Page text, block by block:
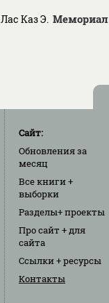
Лас Каз Э.
Сайт:
Обновленияза
месяц
Все книги+
выборки
Разделы+ проекты
Про сайт + для
сайта
Ссылки+ ресурсы
Контакты